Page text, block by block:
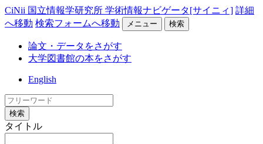
CiNii 国立情報学研究所 学術情報ナビゲータ[サイニィ] 詳細
へ移動 検索フォームへ移動 メニュー 検索
論文・データをさがす
大学図書館の本をさがす
English
検索
タイトル